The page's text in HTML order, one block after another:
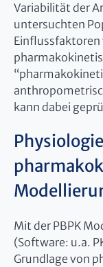
Variabilität der
untersuchten
kann dabei
Mit der PBPK
(Software: u.a.
Grundlage von